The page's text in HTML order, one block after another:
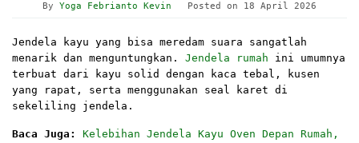
By Yoga Febrianto Kevin Posted on 18 April 2026
Jendela kayu yang bisa meredam suara sangatlah
menarik dan menguntungkan. Jendela rumah ini umumnya
terbuat dari kayu solid dengan kaca tebal, kusen
yang rapat, serta menggunakan seal karet di
sekeliling jendela.
Baca Juga: Kelebihan Jendela Kayu Oven Depan Rumah,